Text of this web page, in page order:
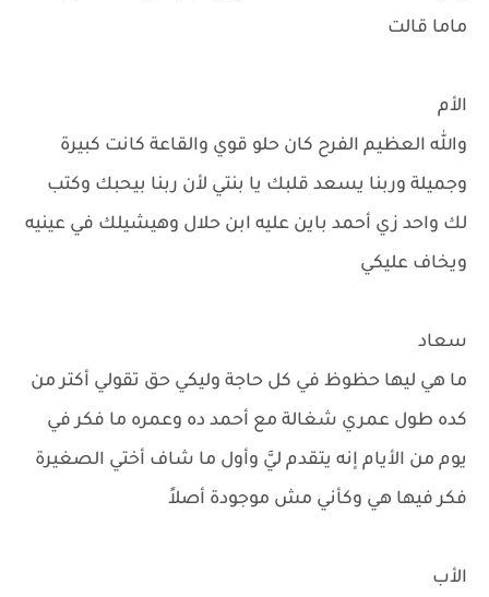
ماما قالت
الأم
والله العظيم الفرح كان حلو قوي والقاعة كانت كبيرة
وجميلة وربنا يسعد قلبك يا بنتي لأن ربنا بيحبك وكتب
لك واحد زي أحمد باين عليه ابن حلال وهيشيلك في عينيه
ويخاف عليكي
سعاد
ما هي ليها حظوظ في كل حاجة وليكي حق تقولي أكتر من
كده طول عمري شغالة مع أحمد ده وعمره ما فكر في
يوم من الأيام إنه يتقدم ليَّ وأول ما شاف أختي الصغيرة
فكر فيها هي وكأني مش موجودة أصلاً
الأب